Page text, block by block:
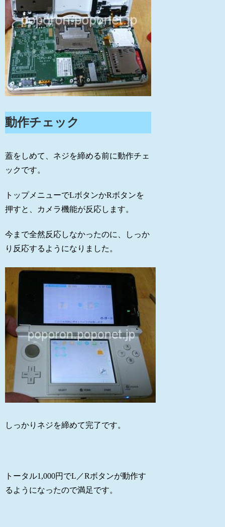
動作チェック
蓋をしめて、ネジを締める前に動作チェ
ックです。
トップメニューでLボタンかRボタンを
押すと、カメラ機能が反応します。
今まで全然反応しなかったのに、しっか
り反応するようになりました。
しっかりネジを締めて完了です。
トータル1,000円でL／Rボタンが動作す
るようになったので満足です。